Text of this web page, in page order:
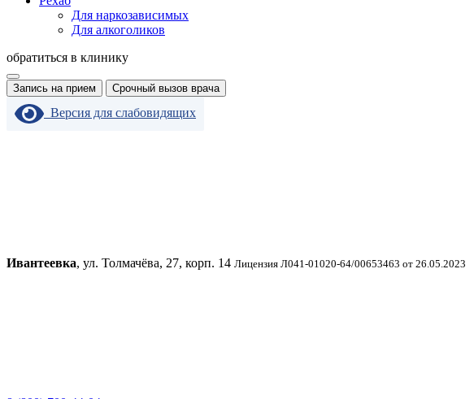
Для наркозависимых
Для алкоголиков
обратиться в клинику
Запись на прием Срочный вызов врача
Версия для слабовидящих
Ивантеевка, ул. Толмачёва, 27, корп. 14 Лицензия Л041-01020-64/00653463 от 26.05.2023